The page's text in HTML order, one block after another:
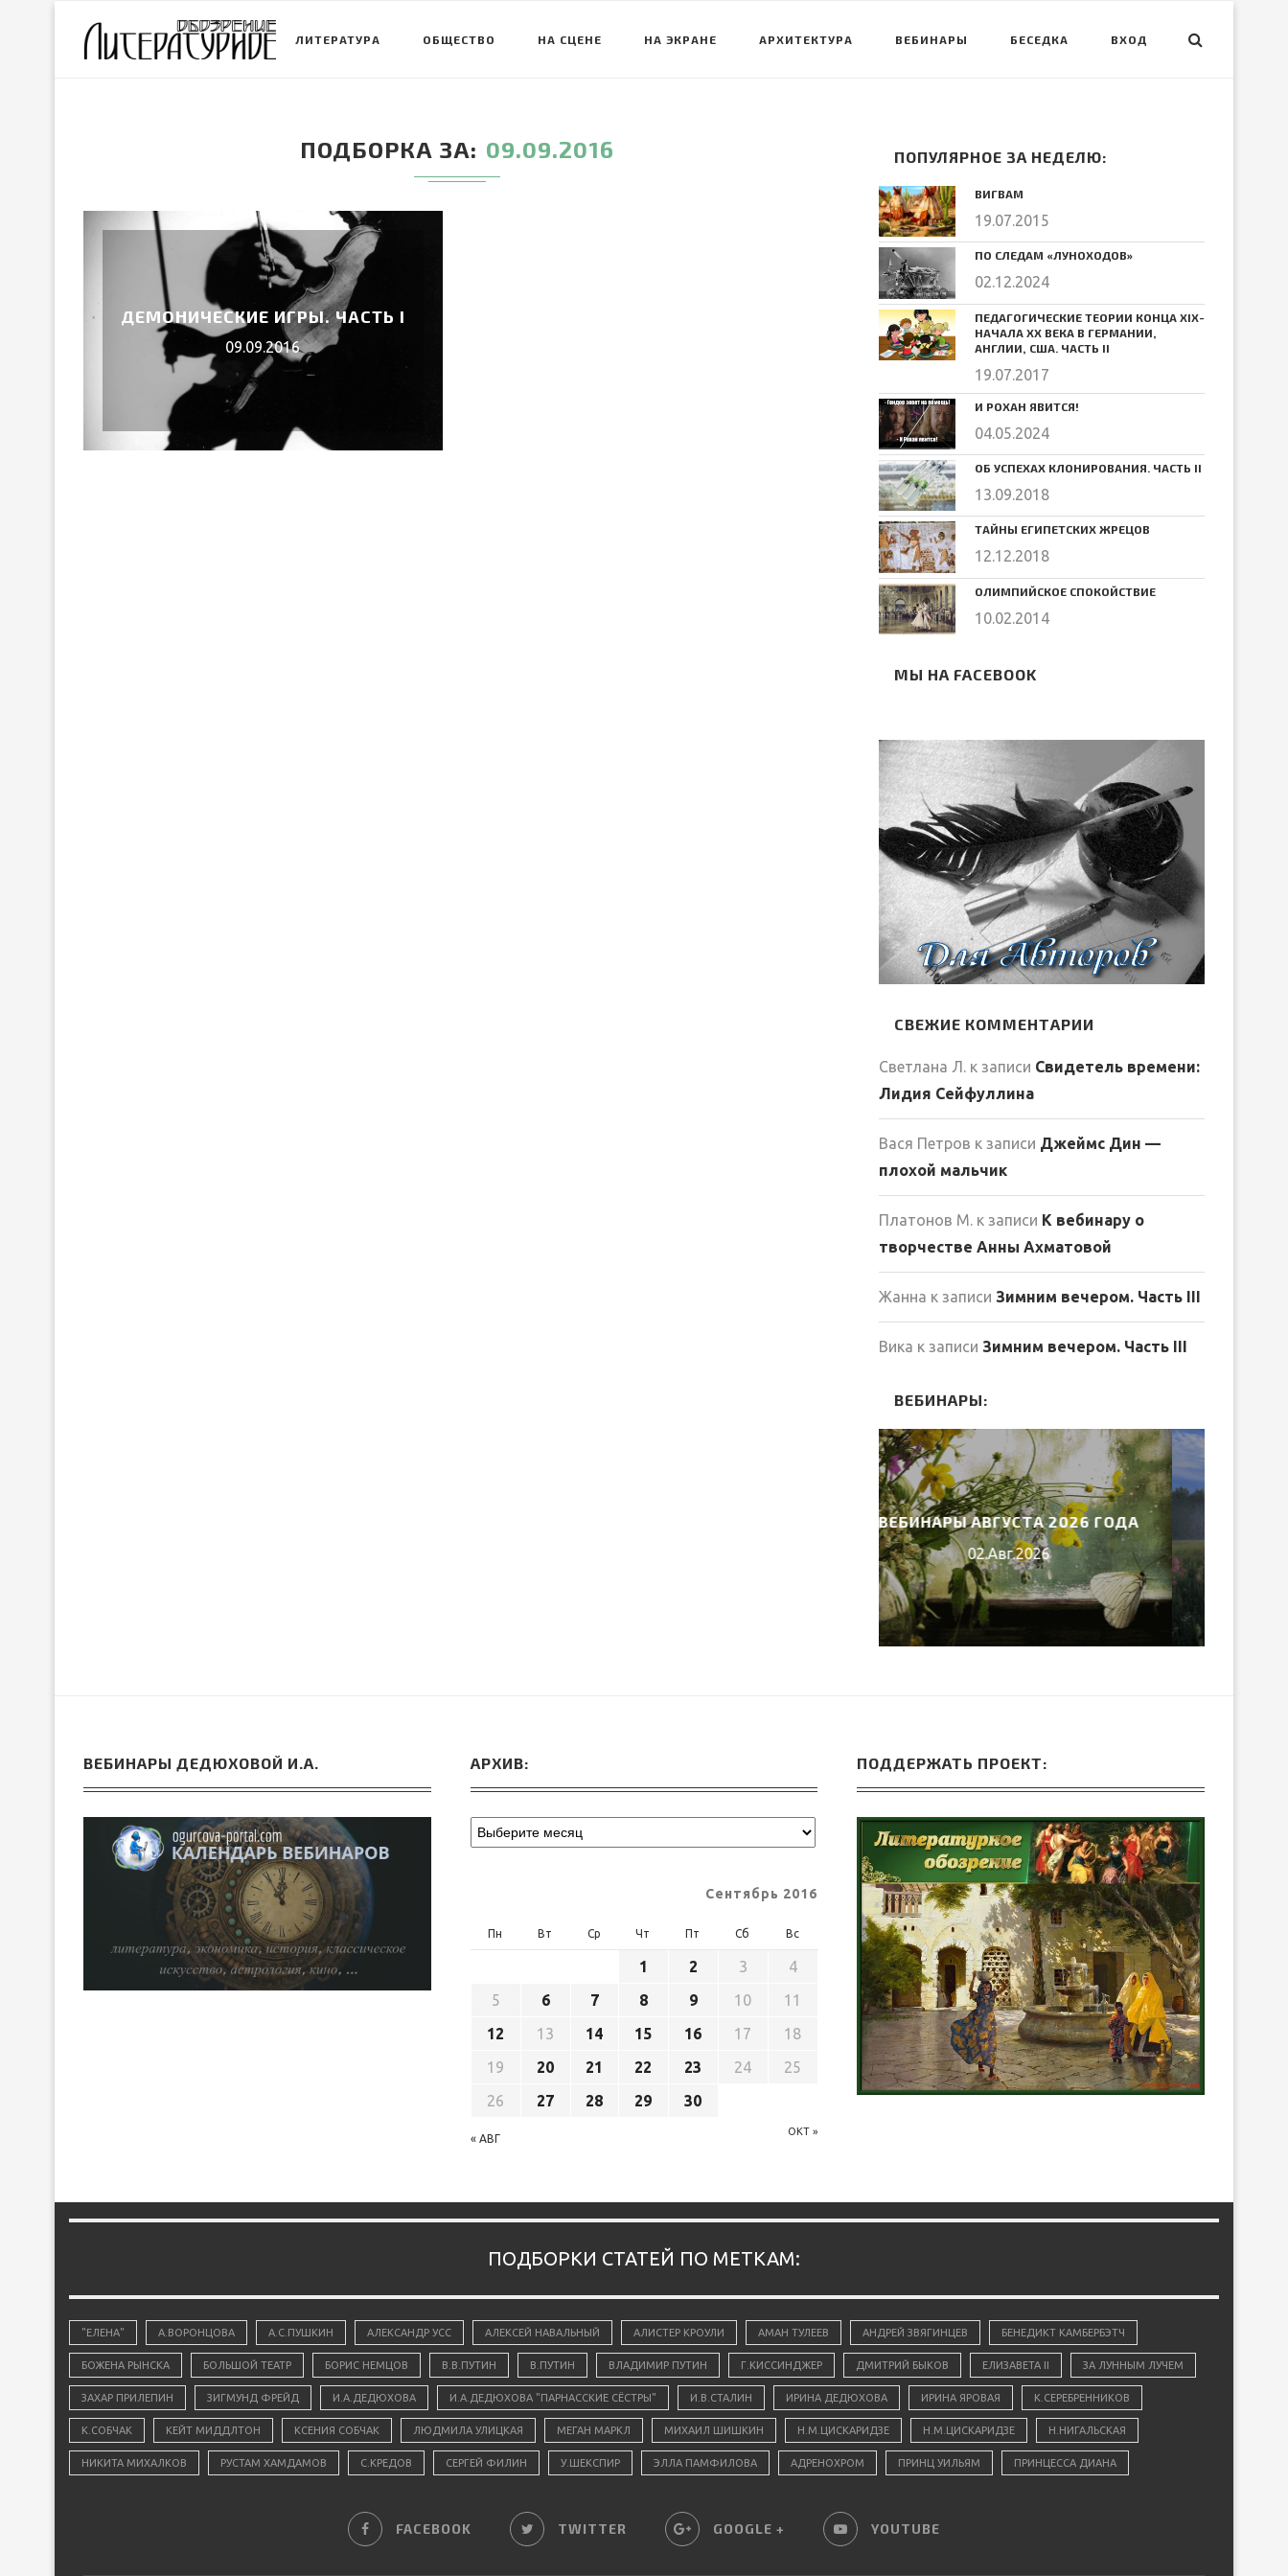
ЛИТЕРАТУРА ОБЩЕСТВО НА СЦЕНЕ НА ЭКРАНЕ АРХИТЕКТУРА ВЕБИНАРЫ БЕСЕДКА ВХОД
ПОДБОРКА ЗА 09.09.2016
ДЕМОНИЧЕСКИЕ ИГРЫ. ЧАСТЬ I
09.09.2016
ПОПУЛЯРНОЕ ЗА НЕДЕЛЮ:
ВИГВАМ
19.07.2015
ПО СЛЕДАМ «ЛУНОХОДОВ»
02.12.2024
ПЕДАГОГИЧЕСКИЕ ТЕОРИИ КОНЦА ХIХ-
НАЧАЛА ХХ ВЕКА В ГЕРМАНИИ,
АНГЛИИ, США. ЧАСТЬ II
19.07.2017
И РОХАН ЯВИТСЯ!
04.05.2024
ОБ УСПЕХАХ КЛОНИРОВАНИЯ. ЧАСТЬ II
13.09.2018
ТАЙНЫ ЕГИПЕТСКИХ ЖРЕЦОВ
12.12.2018
ОЛИМПИЙСКОЕ СПОКОЙСТВИЕ
10.02.2014
МЫ НА FACEBOOK
СВЕЖИЕ КОММЕНТАРИИ
Светлана Л. к записи Свидетель времени:
Лидия Сейфуллина
Вася Петров к записи Джеймс Дин —
плохой мальчик
Платонов М. к записи К вебинару о
творчестве Анны Ахматовой
Жанна к записи Зимним вечером. Часть III
Вика к записи Зимним вечером. Часть III
ВЕБИНАРЫ:
ВЕБИНАРЫ ИЮЛЯ 2026 ГОДА
30.Июн.2026
ВЕБИНАРЫ ДЕДЮХОВОЙ И.А. АРХИВ:
Сентябрь 2016
Пн Вт Ср Чт Пт Сб Вс
« АВГ
ОКТ »
1 2 3
4
5
6 7 8 9 10
11
12
13 14 15 16 17
18
19
20 21 22 23 24
25
26
27 28 29 30
ПОДДЕРЖАТЬ ПРОЕКТ:
ПОДБОРКИ СТАТЕЙ ПО МЕТКАМ:
"ЕЛЕНА" А.ВОРОНЦОВА А.С.ПУШКИН АЛЕКСАНДР УСС АЛЕКСЕЙ НАВАЛЬНЫЙ АЛИСТЕР КРОУЛИ АМАН ТУЛЕЕВ АНДРЕЙ ЗВЯГИНЦЕВ БЕНЕДИКТ КАМБЕРБЭТЧ
БОЖЕНА РЫНСКА БОЛЬШОЙ ТЕАТР БОРИС НЕМЦОВ В.В.ПУТИН В.ПУТИН ВЛАДИМИР ПУТИН Г.КИССИНДЖЕР ДМИТРИЙ БЫКОВ ЕЛИЗАВЕТА II ЗА ЛУННЫМ ЛУЧЕМ
ЗАХАР ПРИЛЕПИН ЗИГМУНД ФРЕЙД И.А.ДЕДЮХОВА И.А.ДЕДЮХОВА "ПАРНАССКИЕ СЁСТРЫ" И.В.СТАЛИН ИРИНА ДЕДЮХОВА ИРИНА ЯРОВАЯ К.СЕРЕБРЕННИКОВ
К.СОБЧАК КЕЙТ МИДДЛТОН КСЕНИЯ СОБЧАК ЛЮДМИЛА УЛИЦКАЯ МЕГАН МАРКЛ МИХАИЛ ШИШКИН Н.М.ЦИСКАРИДЗЕ Н.М.ЦИСКАРИДЗЕ Н.НИГАЛЬСКАЯ
НИКИТА МИХАЛКОВ РУСТАМ ХАМДАМОВ С.КРЕДОВ СЕРГЕЙ ФИЛИН У.ШЕКСПИР ЭЛЛА ПАМФИЛОВА АДРЕНОХРОМ ПРИНЦ УИЛЬЯМ ПРИНЦЕССА ДИАНА
FACEBOOK TWITTER GOOGLE + YOUTUBE